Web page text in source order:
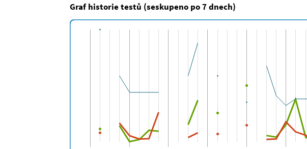
Graf historie testů (seskupeno po 7 dnech)